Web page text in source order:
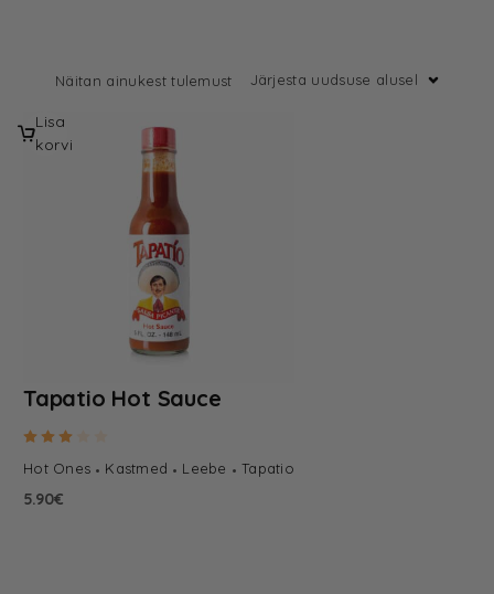
Näitan ainukest tulemust Järjesta uudsuse alusel
Tapatio Hot Sauce
Hot Ones Kastmed Leebe Tapatio
5.90€
Lisa
korvi